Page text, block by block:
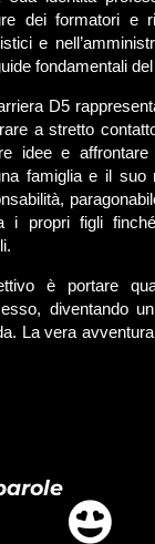
dei formatori e
e
fondamentali
D5
a stretto
idee e
famiglia e il suo
i propri figli
è portare
diventando
La vera